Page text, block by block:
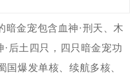
暗金宠包含血神·刑天、木
·后土四只，四只暗金宠功
国爆发单核、续航多核、